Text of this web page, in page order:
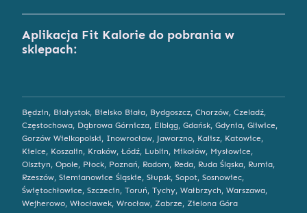
Aplikacja Fit Kalorie do pobrania w
sklepach:
Będzin, Białystok, Bielsko Biała, Bydgoszcz, Chorzów, Czeladź,
Częstochowa, Dąbrowa Górnicza, Elbląg, Gdańsk, Gdynia, Gliwice,
Gorzów Wielkopolski, Inowrocław, Jaworzno, Kalisz, Katowice,
Kielce, Koszalin, Kraków, Łódź, Lublin, Mikołów, Mysłowice,
Olsztyn, Opole, Płock, Poznań, Radom, Reda, Ruda Śląska, Rumia,
Rzeszów, Siemianowice Śląskie, Słupsk, Sopot, Sosnowiec,
Świętochłowice, Szczecin, Toruń, Tychy, Wałbrzych, Warszawa,
Wejherowo, Włocławek, Wrocław, Zabrze, Zielona Góra